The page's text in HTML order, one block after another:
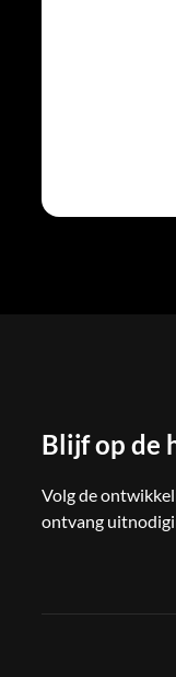
Blijf op de
Volg de
ontvang